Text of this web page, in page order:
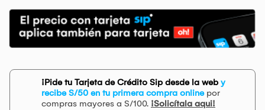
¡Pide tu Tarjeta de Crédito Sip desde la web y
recibe S/50 en tu primera compra onlinepor
compras mayores a S/100. ¡Solicítala aqui!